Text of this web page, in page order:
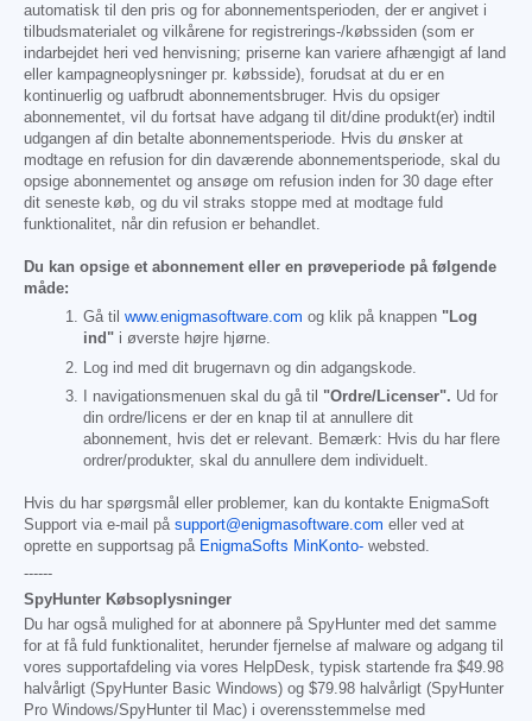
automatisk til den pris og for abonnementsperioden, der er angivet i
tilbudsmaterialet og vilkårene for registrerings-/købssiden (som er
indarbejdet heri ved henvisning; priserne kan variere afhængigt af land
eller kampagneoplysninger pr. købsside), forudsat at du er en
kontinuerlig og uafbrudt abonnementsbruger. Hvis du opsiger
abonnementet, vil du fortsat have adgang til dit/dine produkt(er) indtil
udgangen af din betalte abonnementsperiode. Hvis du ønsker at
modtage en refusion for din daværende abonnementsperiode, skal du
opsige abonnementet og ansøge om refusion inden for 30 dage efter
dit seneste køb, og du vil straks stoppe med at modtage fuld
funktionalitet, når din refusion er behandlet.
Du kan opsige et abonnement eller en prøveperiode på følgende
måde:
Gå til www.enigmasoftware.com og klik på knappen "Log
ind" i øverste højre hjørne.
Log ind med dit brugernavn og din adgangskode.
I navigationsmenuen skal du gå til "Ordre/Licenser". Ud for
din ordre/licens er der en knap til at annullere dit
abonnement, hvis det er relevant. Bemærk: Hvis du har flere
ordrer/produkter, skal du annullere dem individuelt.
Hvis du har spørgsmål eller problemer, kan du kontakte EnigmaSoft
Support via e-mail på support@enigmasoftware.com eller ved at
oprette en supportsag på EnigmaSofts MinKonto- websted.
------
SpyHunter Købsoplysninger
Du har også mulighed for at abonnere på SpyHunter med det samme
for at få fuld funktionalitet, herunder fjernelse af malware og adgang til
vores supportafdeling via vores HelpDesk, typisk startende fra $49.98
halvårligt (SpyHunter Basic Windows) og $79.98 halvårligt (SpyHunter
Pro Windows/SpyHunter til Mac) i overensstemmelse med